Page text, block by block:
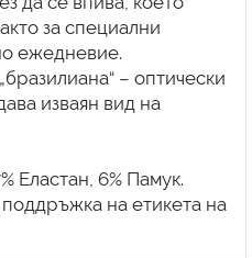
за специални
ежедневие.
– оптически
изваян вид на
Еластан, 6% Памук.
на етикета на